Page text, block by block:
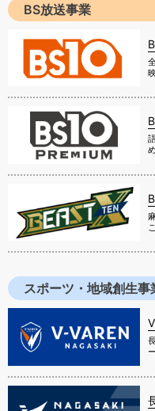
BS放送事業
スポーツ・地域創生事